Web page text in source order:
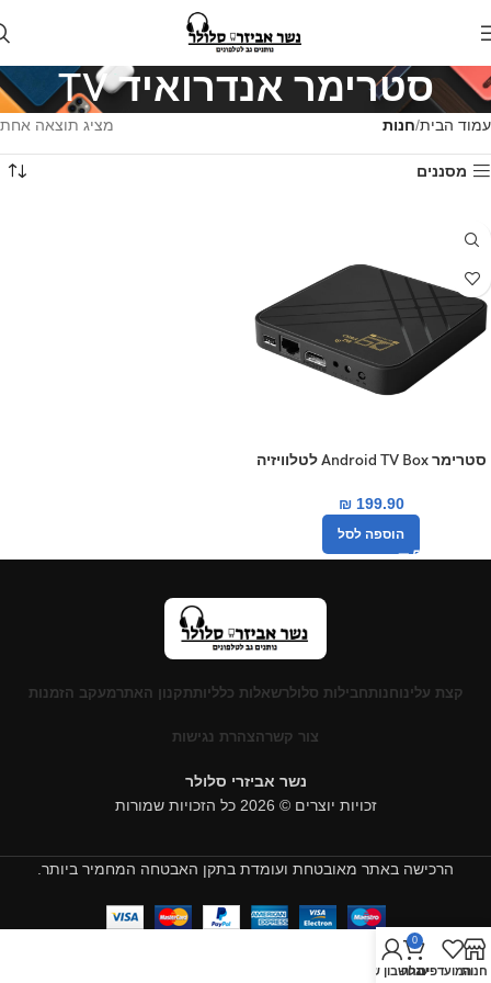
סטרימר אנדרואיד TV
עמוד הבית חנות מציג תוצאה אחת
מסננים
סטרימר Android TV Box לטלוויזיה
₪199.90
הוספה לסל
קצת עלינוחנותחבילות סלולרשאלות כלליותתקנון האתרמעקב הזמנות
צור קשרהצהרת נגישות
נשר אביזרי סלולר
זכויות יוצרים © 2026 כל הזכויות שמורות
הרכישה באתר מאובטחת ועומדת בתקן האבטחה המחמיר ביותר.
חנותהמועדפים
0
עגלה
החשבון שלי